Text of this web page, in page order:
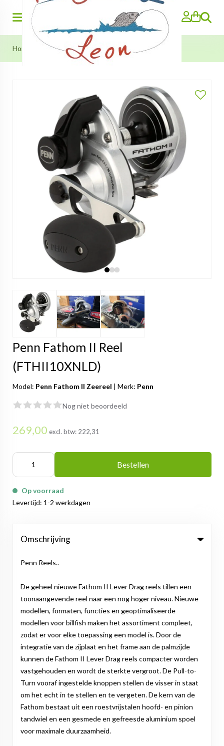
Zoeken
Home Penn Fathom II Reel (FTHII10XNLD)
Penn Fathom II Reel
(FTHII10XNLD)
Model: Penn Fathom II Zeereel | Merk: Penn
Nog niet beoordeeld
269,00 excl. btw: 222,31
Bestellen
Op voorraad
Levertijd: 1-2 werkdagen
Omschrijving
Penn Reels..
De geheel nieuwe Fathom II Lever Drag reels tillen een
toonaangevende reel naar een nog hoger niveau. Nieuwe
modellen, formaten, functies en geoptimaliseerde
modellen voor billfish maken het assortiment compleet,
zodat er voor elke toepassing een model is. Door de
integratie van de zijplaat en het frame aan de palmzijde
kunnen de Fathom II Lever Drag reels compacter worden
vastgehouden en wordt de sterkte vergroot. De Pull-to-
Turn vooraf ingestelde knoppen stellen de visser in staat
om het echt in te stellen en te vergeten. De kern van de
Fathom bestaat uit een roestvrijstalen hoofd- en pinion
tandwiel en een gesmede en gefreesde aluminium spoel
voor maximale duurzaamheid.